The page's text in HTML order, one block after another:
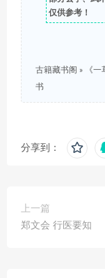
仅供参考！
古籍藏书阁 »
《
书
分享到：
上一篇
郑文会 行医要知